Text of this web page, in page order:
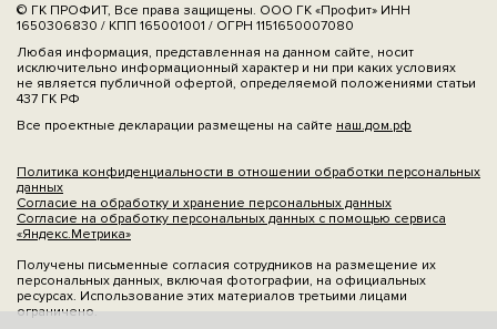
© ГК ПРОФИТ, Все права защищены. ООО ГК «Профит» ИНН
1650306830 / КПП 165001001 / ОГРН 1151650007080
Любая информация, представленная на данном сайте, носит
исключительно информационный характер и ни при каких условиях
не является публичной офертой, определяемой положениями статьи
437 ГК РФ
Все проектные декларации размещены на сайте наш.дом.рф
Политика конфиденциальности в отношении обработки персональных
данных
Согласие на обработку и хранение персональных данных
Согласие на обработку персональных данных с помощью сервиса
«Яндекс.Метрика»
Получены письменные согласия сотрудников на размещение их
персональных данных, включая фотографии, на официальных
ресурсах. Использование этих материалов третьими лицами
ограничено.